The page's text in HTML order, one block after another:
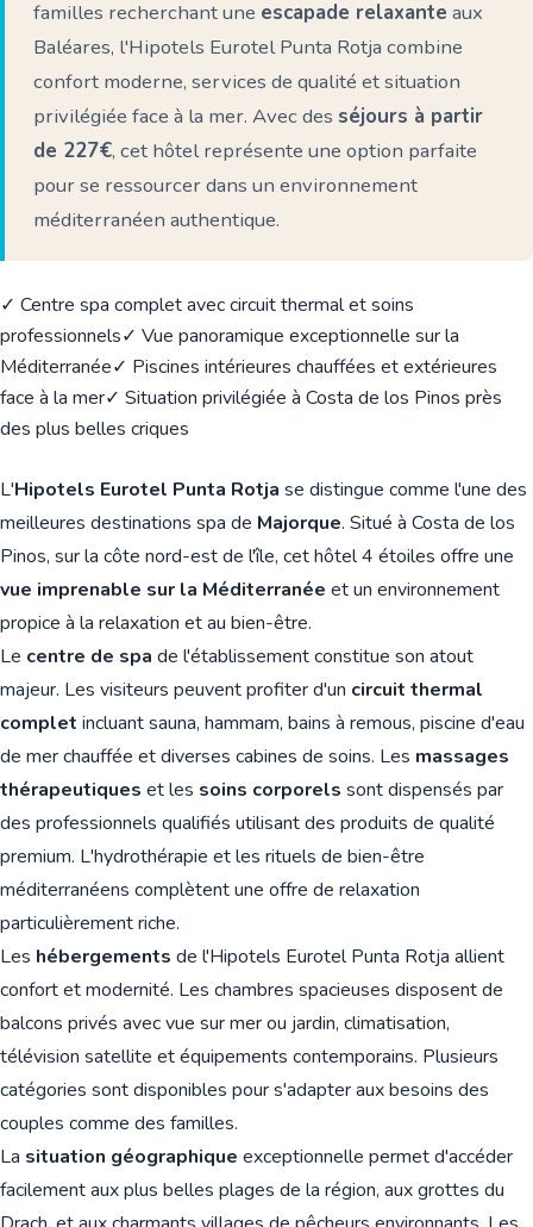
familles recherchant une escapade relaxante aux
Baléares, l'Hipotels Eurotel Punta Rotja combine
confort moderne, services de qualité et situation
privilégiée face à la mer. Avec des séjours à partir
de 227€, cet hôtel représente une option parfaite
pour se ressourcer dans un environnement
méditerranéen authentique.
✓ Centre spa complet avec circuit thermal et soins
professionnels✓ Vue panoramique exceptionnelle sur la
Méditerranée✓ Piscines intérieures chauffées et extérieures
face à la mer✓ Situation privilégiée à Costa de los Pinos près
des plus belles criques
L'Hipotels Eurotel Punta Rotja se distingue comme l'une des
meilleures destinations spa de Majorque. Situé à Costa de los
Pinos, sur la côte nord-est de l'île, cet hôtel 4 étoiles offre une
vue imprenable sur la Méditerranée et un environnement
propice à la relaxation et au bien-être.
Le centre de spa de l'établissement constitue son atout
majeur. Les visiteurs peuvent profiter d'un circuit thermal
complet incluant sauna, hammam, bains à remous, piscine d'eau
de mer chauffée et diverses cabines de soins. Les massages
thérapeutiques et les soins corporels sont dispensés par
des professionnels qualifiés utilisant des produits de qualité
premium. L'hydrothérapie et les rituels de bien-être
méditerranéens complètent une offre de relaxation
particulièrement riche.
Les hébergements de l'Hipotels Eurotel Punta Rotja allient
confort et modernité. Les chambres spacieuses disposent de
balcons privés avec vue sur mer ou jardin, climatisation,
télévision satellite et équipements contemporains. Plusieurs
catégories sont disponibles pour s'adapter aux besoins des
couples comme des familles.
La situation géographique exceptionnelle permet d'accéder
facilement aux plus belles plages de la région, aux grottes du